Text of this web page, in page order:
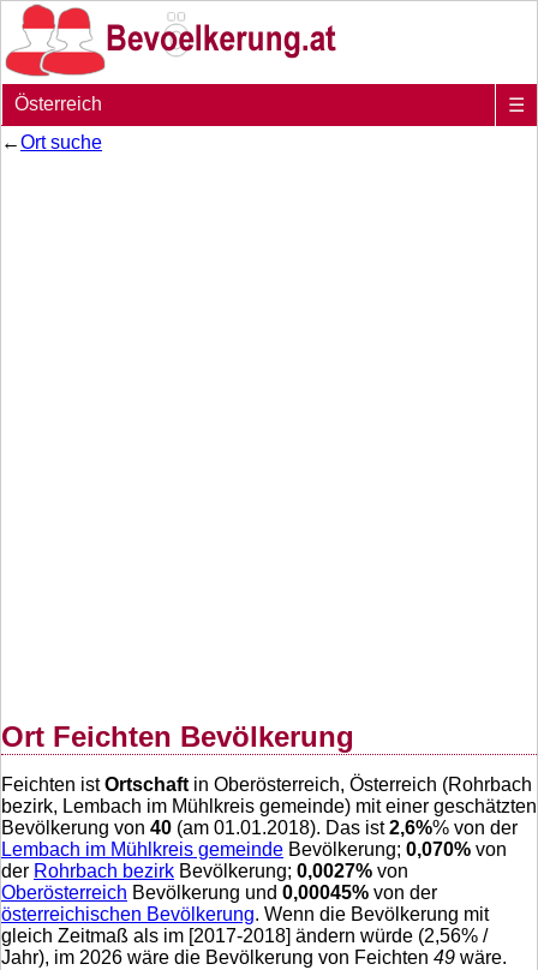
Österreich
☰
←Ort suche
Ort Feichten Bevölkerung
Feichten istOrtschaft in Oberösterreich, Österreich (Rohrbach
bezirk, Lembach im Mühlkreis gemeinde) mit einer geschätzten
Bevölkerung von 40 (am 01.01.2018). Das ist2,6%% von der
Lembach im Mühlkreis gemeinde Bevölkerung; 0,070% von
der Rohrbach bezirk Bevölkerung; 0,0027% von
Oberösterreich Bevölkerung und 0,00045% von der
österreichischen Bevölkerung. Wenn die Bevölkerung mit
gleich Zeitmaß als im [2017-2018] ändern würde (2,56% /
Jahr), im 2026 wäre die Bevölkerung von Feichten 49 wäre.